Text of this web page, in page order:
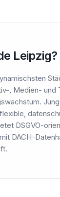
Leipzig?
, Medien- und
DSGVO-
DACH-